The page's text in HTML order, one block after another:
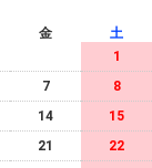
金
土
1
7
8
14
15
21
22